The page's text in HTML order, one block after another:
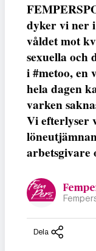
dyker vi ner
våldet mot
sexuella och
i #metoo, en
hela dagen
varken
Vi efterlyser
arbetsgivare
Dela